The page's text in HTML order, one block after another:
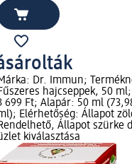
Dr. Immun;
hajcseppek, 50
699 Ft; Alapár: 50 ml
Elérhetőség: Állapot
Állapot szürke
kiválasztása